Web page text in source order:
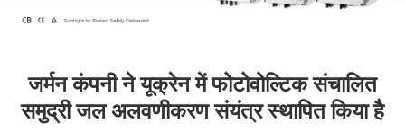
जर्मन कंपनी ने यूक्रेन में फोटोवोल्टिक संचालित
समुद्री जल अलवणीकरण संयंत्र स्थापित किया है